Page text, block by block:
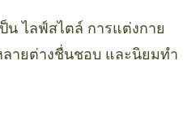
น ไลฟ์สไตล์ การแต่งกาย
ลายต่างชื่นชอบ และนิยมทำ